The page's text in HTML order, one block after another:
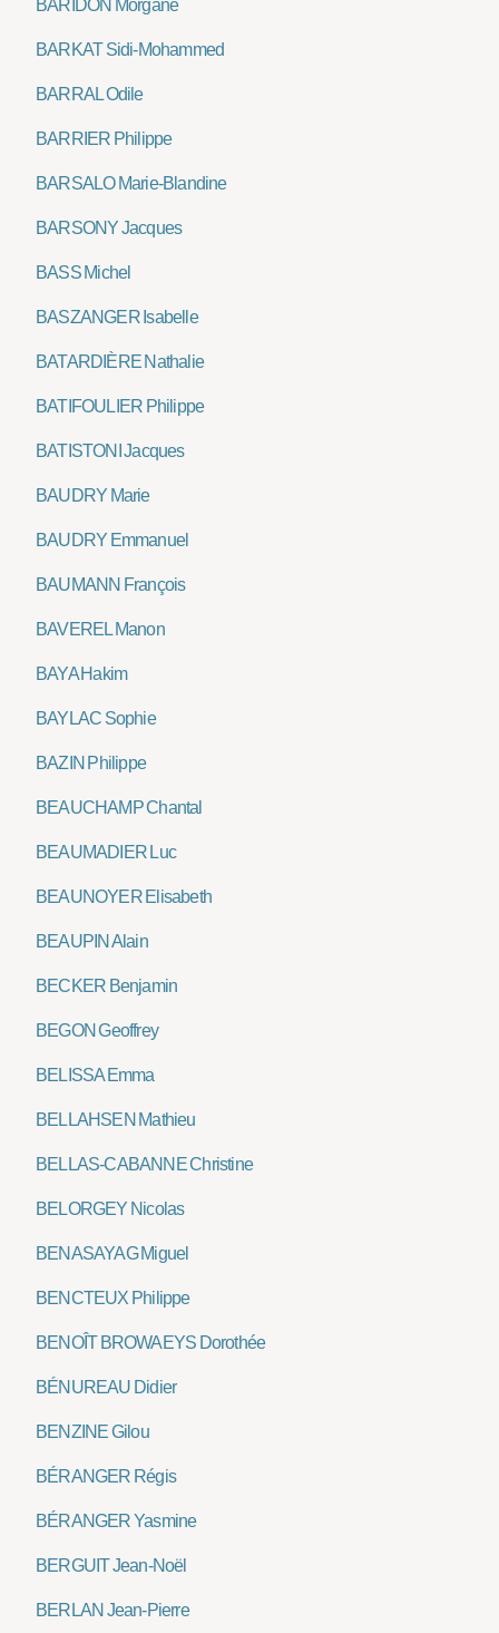
BARIDON Morgane
BARKAT Sidi-Mohammed
BARRAL Odile
BARRIER Philippe
BARSALO Marie-Blandine
BARSONY Jacques
BASS Michel
BASZANGER Isabelle
BATARDIÈRE Nathalie
BATIFOULIER Philippe
BATISTONI Jacques
BAUDRY Marie
BAUDRY Emmanuel
BAUMANN François
BAVEREL Manon
BAYA Hakim
BAYLAC Sophie
BAZIN Philippe
BEAUCHAMP Chantal
BEAUMADIER Luc
BEAUNOYER Elisabeth
BEAUPIN Alain
BECKER Benjamin
BEGON Geoffrey
BELISSA Emma
BELLAHSEN Mathieu
BELLAS-CABANNE Christine
BELORGEY Nicolas
BENASAYAG Miguel
BENCTEUX Philippe
BENOÎT BROWAEYS Dorothée
BÉNUREAU Didier
BENZINE Gilou
BÉRANGER Régis
BÉRANGER Yasmine
BERGUIT Jean-Noël
BERLAN Jean-Pierre